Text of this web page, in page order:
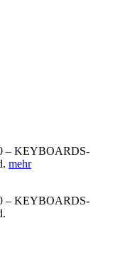
– KEYBOARDS-
mehr
– KEYBOARDS-